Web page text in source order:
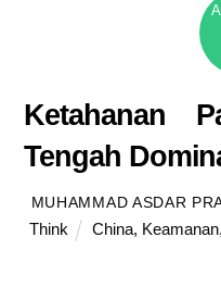
Ketahanan
Tengah
MUHAMMAD ASDAR
Think
China, Keamanan,